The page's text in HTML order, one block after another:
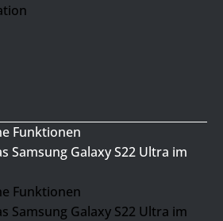
Funktionen
Samsung Galaxy S22 Ultra im
Funktionen
Samsung Galaxy S22 Ultra im